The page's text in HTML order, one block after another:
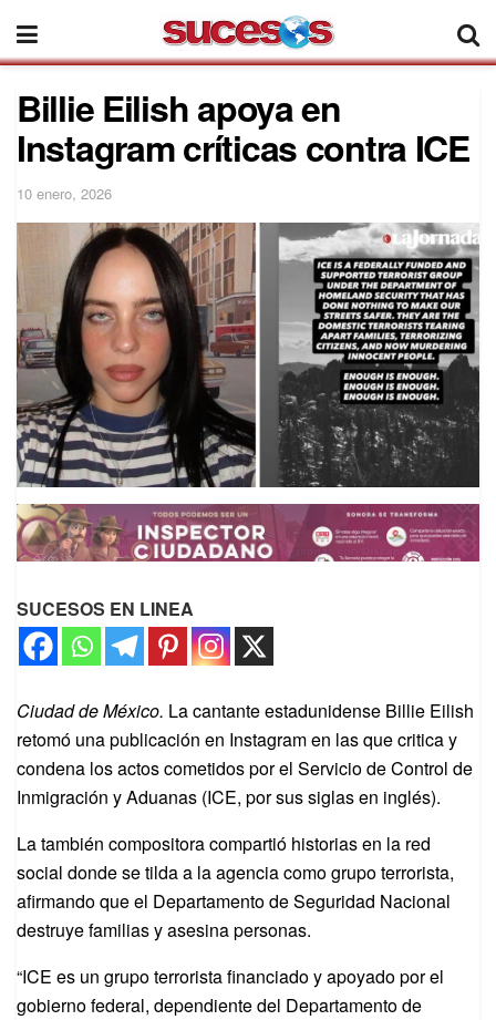
Billie Eilish apoya en
Instagram críticas contra ICE
10 enero, 2026
SUCESOS EN LINEA
Ciudad de México. La cantante estadunidense Billie Eilish
retomó una publicación en Instagram en las que critica y
condena los actos cometidos por el Servicio de Control de
Inmigración y Aduanas (ICE, por sus siglas en inglés).
La también compositora compartió historias en la red
social donde se tilda a la agencia como grupo terrorista,
afirmando que el Departamento de Seguridad Nacional
destruye familias y asesina personas.
“ICE es un grupo terrorista financiado y apoyado por el
gobierno federal, dependiente del Departamento de